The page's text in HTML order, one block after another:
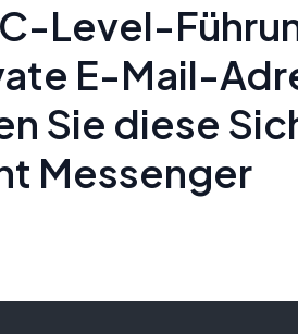
Level-
E-Mail-
Sie diese
Messenger